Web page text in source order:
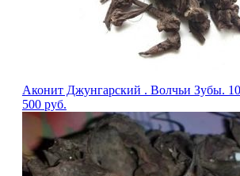
Аконит Джунгарский . Волчьи Зубы.
500 руб.